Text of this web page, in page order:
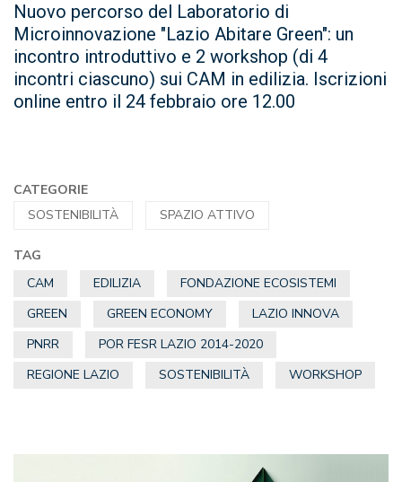
Nuovo percorso del Laboratorio di
Microinnovazione "Lazio Abitare Green": un
incontro introduttivo e 2 workshop (di 4
incontri ciascuno) sui CAM in edilizia. Iscrizioni
online entro il 24 febbraio ore 12.00
CATEGORIE
SOSTENIBILITÀ
SPAZIO ATTIVO
TAG
CAM
EDILIZIA
FONDAZIONE ECOSISTEMI
GREEN
GREEN ECONOMY
LAZIO INNOVA
PNRR
POR FESR LAZIO 2014-2020
REGIONE LAZIO
SOSTENIBILITÀ WORKSHOP